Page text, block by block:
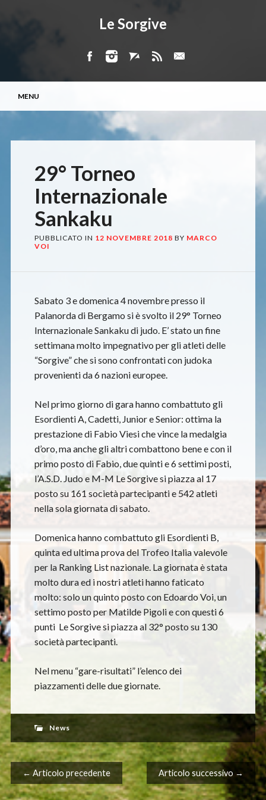
Le Sorgive
Menu principale
MENU
29° Torneo
Internazionale
Sankaku
PUBBLICATO IN 12 NOVEMBRE 2018 BY MARCO
VOI
Sabato 3 e domenica 4 novembre presso il
Palanorda di Bergamo si è svolto il 29° Torneo
Internazionale Sankaku di judo. E’ stato un fine
settimana molto impegnativo per gli atleti delle
“Sorgive” che si sono confrontati con judoka
provenienti da 6 nazioni europee.
Nel primo giorno di gara hanno combattuto gli
Esordienti A, Cadetti, Junior e Senior: ottima la
prestazione di Fabio Viesi che vince la medalgia
d’oro, ma anche gli altri combattono bene e con il
primo posto di Fabio, due quinti e 6 settimi posti,
l’A.S.D. Judo e M-M Le Sorgive si piazza al 17
posto su 161 società partecipanti e 542 atleti
nella sola giornata di sabato.
Domenica hanno combattuto gli Esordienti B,
quinta ed ultima prova del Trofeo Italia valevole
per la Ranking List nazionale. La giornata è stata
molto dura ed i nostri atleti hanno faticato
molto: solo un quinto posto con Edoardo Voi, un
settimo posto per Matilde Pigoli e con questi 6
punti Le Sorgive si piazza al 32° posto su 130
società partecipanti.
Nel menu “gare-risultati” l’elenco dei
piazzamenti delle due giornate.
News
Navigazione articolo
← Articolo precedente Articolo successivo →